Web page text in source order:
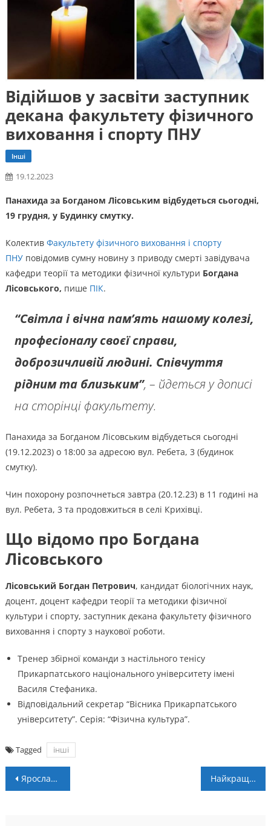
Відійшов у засвіти заступник
декана факультету фізичного
виховання і спорту ПНУ
Інші
19.12.2023
Панахида за Богданом Лісовським відбудеться сьогодні,
19 грудня, у Будинку смутку.
Колектив Факультету фізичного виховання і спорту
ПНУповідомив сумну новину з приводу смерті завідувача
кафедри теорії та методики фізичної культури Богдана
Лісовського, пише ПІК.
“Світла і вічна пам’ять нашому колезі,
професіоналу своєї справи,
доброзичливій людині. Співчуття
рідним та близьким”, – йдеться у дописі
на сторінці факультету.
Панахида за Богданом Лісовським відбудеться сьогодні
(19.12.2023) о 18:00 за адресою вул. Ребета, 3 (будинок
смутку).
Чин похорону розпочнеться завтра (20.12.23) в 11 годині на
вул. Ребета, 3 та продовжиться в селі Крихівці.
Що відомо про Богдана
Лісовського
Лісовський Богдан Петрович, кандидат біологічних наук,
доцент, доцент кафедри теорії та методики фізичної
культури і спорту, заступник декана факультету фізичного
виховання і спорту з наукової роботи.
Тренер збірної команди з настільного тенісу
Прикарпатського національного університету імені
Василя Стефаника.
Відповідальний секретар “Вісника Прикарпатського
університету”. Серія: “Фізична культура”.
Tagged інші
Навігація
Ярослав Марцінків: “Ми будемо лише тішитись, якщо Хома гратиме в УПЛ” Найкращих спортсменів Прикарпаття нагородили грошовими сертифікатами